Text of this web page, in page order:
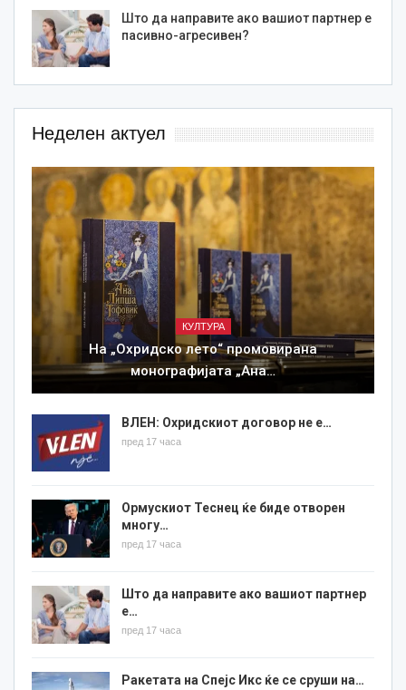
Што да направите ако вашиот партнер е
пасивно-агресивен?
Неделен актуел
КУЛТУРА
На „Охридско лето“ промовирана
монографијата „Ана…
ВЛЕН: Охридскиот договор не е…
пред 17 часа
Ормускиот Теснец ќе биде отворен
многу…
пред 17 часа
Што да направите ако вашиот партнер
е…
пред 17 часа
Ракетата на Спејс Икс ќе се сруши на…